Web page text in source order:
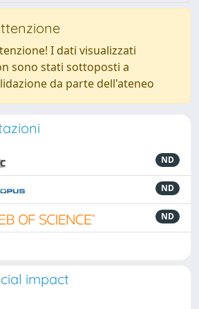
I dati visualizzati
sono stati sottoposti a
da parte dell'ateneo
ND
ND
ND
impact